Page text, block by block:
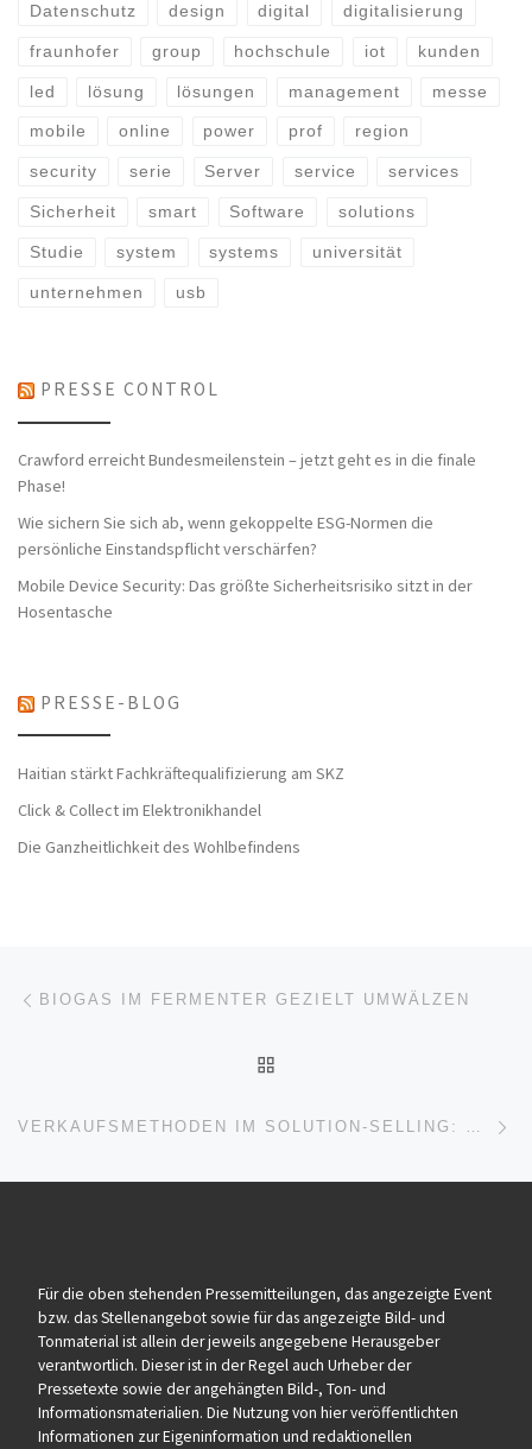
Datenschutz design digital digitalisierung
fraunhofer group hochschule iot kunden
led lösung lösungen management messe
mobile online power prof region
security serie Server service services
Sicherheit smart Software solutions
Studie system systems universität
unternehmen usb
PRESSE CONTROL
Crawford erreicht Bundesmeilenstein – jetzt geht es in die finale
Phase!
Wie sichern Sie sich ab, wenn gekoppelte ESG-Normen die
persönliche Einstandspflicht verschärfen?
Mobile Device Security: Das größte Sicherheitsrisiko sitzt in der
Hosentasche
PRESSE-BLOG
Haitian stärkt Fachkräftequalifizierung am SKZ
Click & Collect im Elektronikhandel
Die Ganzheitlichkeit des Wohlbefindens
Beitragsnavigation
BIOGAS IM FERMENTER GEZIELT UMWÄLZEN
VERKAUFSMETHODEN IM SOLUTION-SELLING: MIT BEWÄHRTEN VERTRIEBSANSÄTZEN SYSTEMATISCH ZU MEHR ABSCHLÜSSEN IM B2B-VERTRIEB
Für die oben stehenden Pressemitteilungen, das angezeigte Event
bzw. das Stellenangebot sowie für das angezeigte Bild- und
Tonmaterial ist allein der jeweils angegebene Herausgeber
verantwortlich. Dieser ist in der Regel auch Urheber der
Pressetexte sowie der angehängten Bild-, Ton- und
Informationsmaterialien. Die Nutzung von hier veröffentlichten
Informationen zur Eigeninformation und redaktionellen